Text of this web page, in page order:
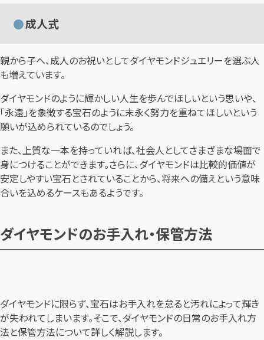
成人式
親から子へ、成人のお祝いとしてダイヤモンドジュエリーを選ぶ人
も増えています。
ダイヤモンドのように輝かしい人生を歩んでほしいという思いや、
「永遠」を象徴する宝石のように末永く努力を重ねてほしいという
願いが込められているのでしょう。
また、上質な一本を持っていれば、社会人としてさまざまな場面で
身につけることができます。さらに、ダイヤモンドは比較的価値が
安定しやすい宝石とされていることから、将来への備えという意味
合いを込めるケースもあるようです。
ダイヤモンドのお手入れ・保管方法
ダイヤモンドに限らず、宝石はお手入れを怠ると汚れによって輝き
が失われてしまいます。そこで、ダイヤモンドの日常のお手入れ方
法と保管方法について詳しく解説します。